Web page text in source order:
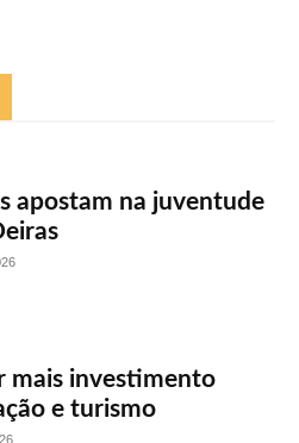
apostam na juventude
mais investimento
e turismo